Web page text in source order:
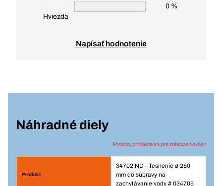
Hviezda
0 %
Napísať hodnotenie
Náhradné diely
Prosím, prihláste sa pre zobrazenie cien
34702 ND - Tesnenie ø 250
mm do súpravy na
zachytávanie vody # 034705